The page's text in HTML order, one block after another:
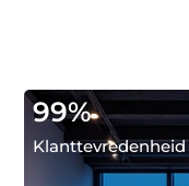
Klanttevredenheid
99%